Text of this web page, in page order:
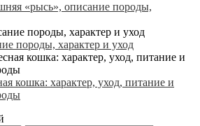
«рысь», описание породы,
породы, характер и уход
кошка: характер, уход, питание и